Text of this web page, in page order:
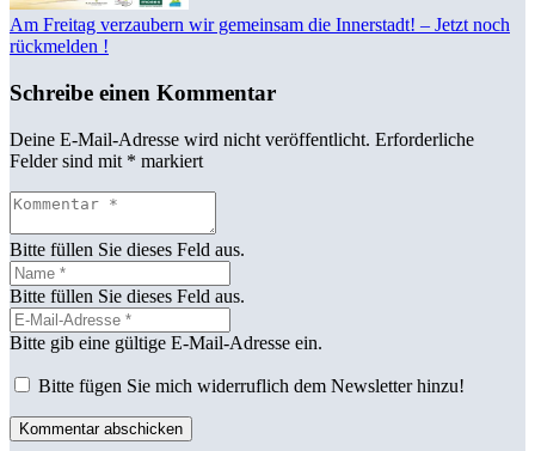
Am Freitag verzaubern wir gemeinsam die Innerstadt! – Jetzt noch
rückmelden !
Schreibe einen Kommentar
Deine E-Mail-Adresse wird nicht veröffentlicht. Erforderliche
Felder sind mit * markiert
Bitte füllen Sie dieses Feld aus.
Bitte füllen Sie dieses Feld aus.
Bitte gib eine gültige E-Mail-Adresse ein.
Bitte fügen Sie mich widerruflich dem Newsletter hinzu!
Kommentar abschicken